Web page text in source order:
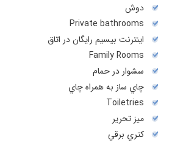
دوش
Private bathrooms
اینترنت بیسیم رایگان در اتاق
Family Rooms
سشوار در حمام
چاي ساز به همراه چاي
Toiletries
میز تحریر
کتري برقي